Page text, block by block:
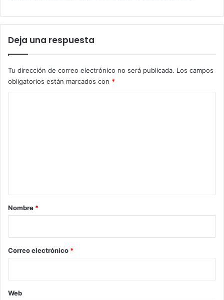
Deja una respuesta
Tu dirección de correo electrónico no será publicada. Los campos
obligatorios están marcados con *
r
*
Nombre *
Correo electrónico *
Web